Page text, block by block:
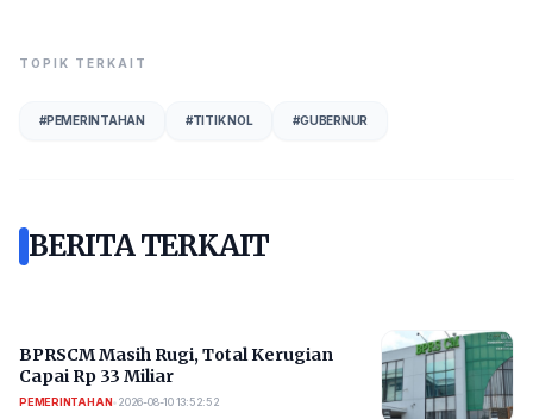
TOPIK TERKAIT
#PEMERINTAHAN #TITIK NOL #GUBERNUR
BERITA TERKAIT
BPRSCM Masih Rugi, Total Kerugian
Capai Rp 33 Miliar
PEMERINTAHAN• 2026-08-10 13:52:52